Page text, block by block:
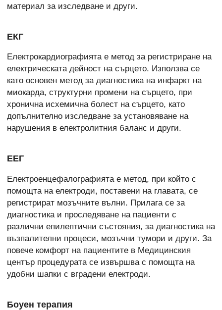
материал за изследване и други.
ЕКГ
Електрокардиографията е метод за регистриране на
електрическата дейност на сърцето. Използва се
като основен метод за диагностика на инфаркт на
миокарда, структурни промени на сърцето, при
хронична исхемична болест на сърцето, като
допълнително изследване за установяване на
нарушения в електролитния баланс и други.
ЕЕГ
Електроенцефалографията е метод, при който с
помощта на електроди, поставени на главата, се
регистрират мозъчните вълни. Прилага се за
диагностика и проследяване на пациенти с
различни епилептични състояния, за диагностика на
възпалителни процеси, мозъчни тумори и други. За
повече комфорт на пациентите в Медицинския
център процедурата се извършва с помощта на
удобни шапки с вградени електроди.
Боуен терапия